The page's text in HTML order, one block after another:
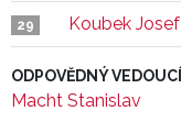
29 Koubek Josef
ODPOVĚDNÝ VEDOUCÍ
Macht Stanislav